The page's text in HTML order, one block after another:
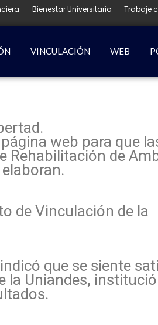
Bienestar Universitario Trabaje
VINCULACIÓN WEB
web para que
Rehabilitación de
de Vinculación de la
que se siente
la Uniandes,